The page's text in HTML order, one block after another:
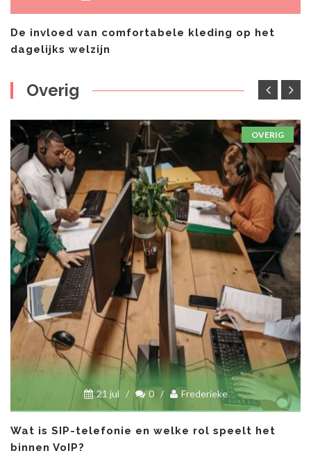
De invloed van comfortabele kleding op het
dagelijks welzijn
Overig
OVERIG
21 jul / 0 / Frederieke
Wat is SIP-telefonie en welke rol speelt het
binnen VoIP?